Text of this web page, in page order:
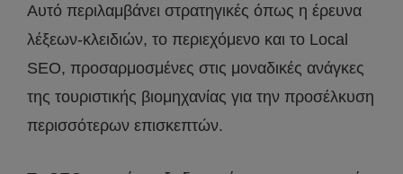
Αυτό περιλαμβάνει στρατηγικές όπως η έρευνα
λέξεων-κλειδιών, το περιεχόμενο και το Local
SEO, προσαρμοσμένες στις μοναδικές ανάγκες
της τουριστικής βιομηχανίας για την προσέλκυση
περισσότερων επισκεπτών.